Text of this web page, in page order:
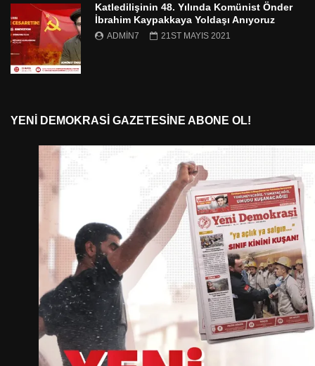
Katledilişinin 48. Yılında Komünist Önder
İbrahim Kaypakkaya Yoldaşı Anıyoruz
ADMIN7 21ST MAYIS 2021
YENI DEMOKRASI GAZETESINE ABONE OL!